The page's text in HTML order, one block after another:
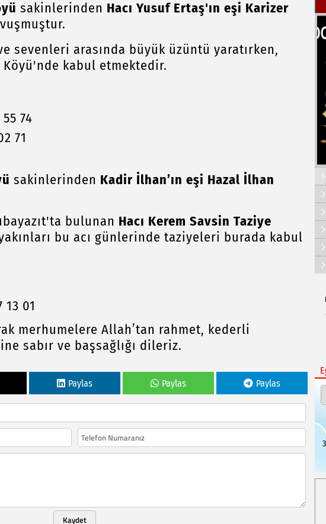
sakinlerinden Hacı Yusuf Ertaş'ın eşi Karizer
sevenleri arasında büyük üzüntü yaratırken,
kabul etmektedir.
74
71
sakinlerinden Kadir İlhan’ın eşi Hazal İlhan
bulunan Hacı Kerem Savsin Taziye
bu acı günlerinde taziyeleri burada kabul
13 01
merhumelere Allah’tan rahmet, kederli
sabır ve başsağlığı dileriz.
Paylas Paylas Paylas
Kaydet